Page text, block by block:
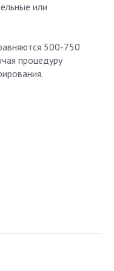
или
500-750
процедуру